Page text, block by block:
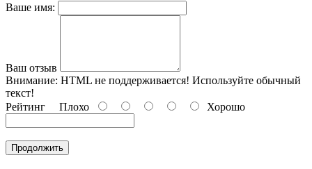
Ваше имя:
Ваш отзыв
Внимание: HTML не поддерживается! Используйте обычный
текст!
Рейтинг Плохо Хорошо
Продолжить